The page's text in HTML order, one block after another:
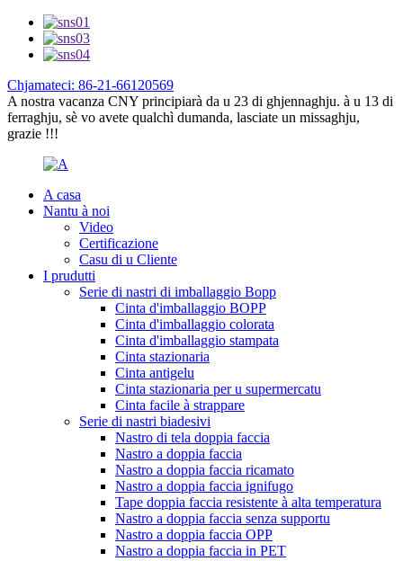
Chjamateci: 86-21-66120569
A nostra vacanza CNY principiarà da u 23 di ghjennaghju. à u 13 di
ferraghju, sè vo avete qualchì dumanda, lasciate un missaghju,
grazie !!!
A casa
Nantu à noi
Video
Certificazione
Casu di u Cliente
I prudutti
Serie di nastri di imballaggio Bopp
Cinta d'imballaggio BOPP
Cinta d'imballaggio colorata
Cinta d'imballaggio stampata
Cinta stazionaria
Cinta antigelu
Cinta stazionaria per u supermercatu
Cinta facile à strappare
Serie di nastri biadesivi
Nastro di tela doppia faccia
Nastro a doppia faccia
Nastro a doppia faccia ricamato
Nastro a doppia faccia ignifugo
Tape doppia faccia resistente à alta temperatura
Nastro a doppia faccia senza supportu
Nastro a doppia faccia OPP
Nastro a doppia faccia in PET